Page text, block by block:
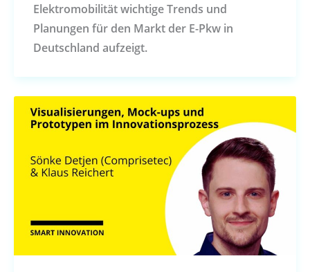
Elektromobilität wichtige Trends und
Planungen für den Markt der E-Pkw in
Deutschland aufzeigt.